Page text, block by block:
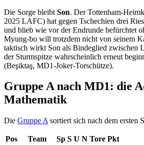
Die Sorge bleibt Son. Der Tottenham-
2025 LAFC) hat gegen Tschechien drei
und blieb wie vor der Endrunde befürchtet
Myung-bo will trotzdem nicht von seinem
taktisch wirkt Son als Bindeglied zwischen
der Sturmspitze wahrscheinlich erneut
(Beşiktaş, MD1-Joker-Torschütze).
Gruppe A nach MD1: die
Mathematik
Die Gruppe A sortiert sich nach dem ersten
Pos Team Sp S U N Tore Pkt